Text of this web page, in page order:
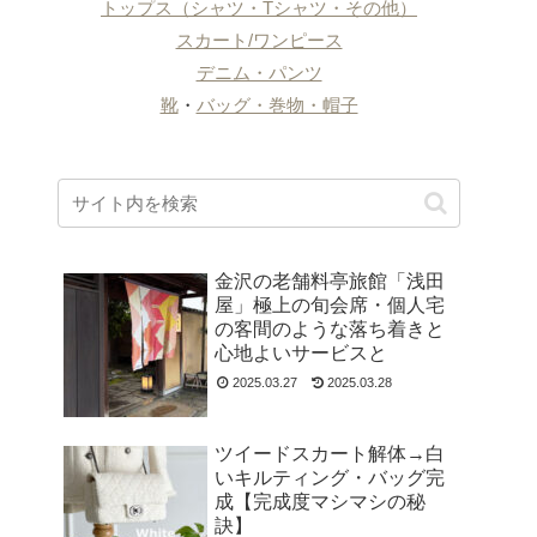
トップス（シャツ・Tシャツ・その他）
スカート/ワンピース
デニム・パンツ
靴・ バッグ・巻物・帽子
金沢の老舗料亭旅館「浅田
屋」極上の旬会席・個人宅
の客間のような落ち着きと
心地よいサービスと
2025.03.27 2025.03.28
ツイードスカート解体→白
いキルティング・バッグ完
成【完成度マシマシの秘
訣】